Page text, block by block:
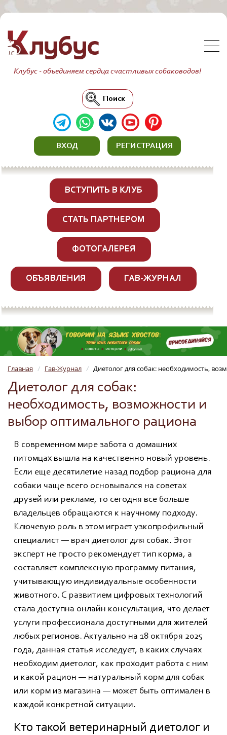
Клубус - объединяем сердца счастливых собаководов!
Поиск
ВХОД РЕГИСТРАЦИЯ
ВСТУПИТЬ В КЛУБ
СТАТЬ ПАРТНЕРОМ
ФОТОГАЛЕРЕЯ
ОБЪЯВЛЕНИЯ ГАВ-ЖУРНАЛ
Главная / Гав-Журнал / Диетолог для собак: необходимость,
Диетолог для собак:
необходимость, возможности и
выбор оптимального рациона
В современном мире забота о домашних
питомцах вышла на качественно новый уровень.
Если еще десятилетие назад подбор рациона для
собаки чаще всего основывался на советах
друзей или рекламе, то сегодня все больше
владельцев обращаются к научному подходу.
Ключевую роль в этом играет узкопрофильный
специалист — врач диетолог для собак. Этот
эксперт не просто рекомендует тип корма, а
составляет комплексную программу питания,
учитывающую индивидуальные особенности
животного. С развитием цифровых технологий
стала доступна онлайн консультация, что делает
услуги профессионала доступными для жителей
любых регионов. Актуально на 18 октября 2025
года, данная статья исследует, в каких случаях
необходим диетолог, как проходит работа с ним
и какой рацион — натуральный корм для собак
или корм из магазина — может быть оптимален в
каждой конкретной ситуации.
Кто такой ветеринарный диетолог и